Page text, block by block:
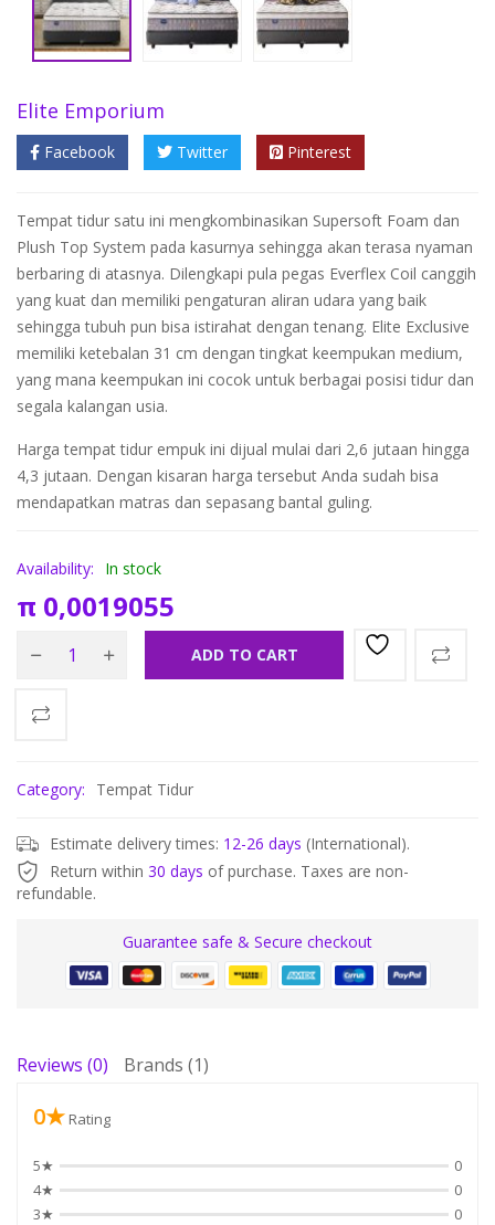
Elite Emporium
Facebook Twitter Pinterest
Tempat tidur satu ini mengkombinasikan Supersoft Foam dan
Plush Top System pada kasurnya sehingga akan terasa nyaman
berbaring di atasnya. Dilengkapi pula pegas Everflex Coil canggih
yang kuat dan memiliki pengaturan aliran udara yang baik
sehingga tubuh pun bisa istirahat dengan tenang. Elite Exclusive
memiliki ketebalan 31 cm dengan tingkat keempukan medium,
yang mana keempukan ini cocok untuk berbagai posisi tidur dan
segala kalangan usia.
Harga tempat tidur empuk ini dijual mulai dari 2,6 jutaan hingga
4,3 jutaan. Dengan kisaran harga tersebut Anda sudah bisa
mendapatkan matras dan sepasang bantal guling.
Availability: In stock
π 0,0019055
ADD TO CART
Category: Tempat Tidur
Estimate delivery times: 12-26 days (International).
Return within 30 days of purchase. Taxes are non-
refundable.
Guarantee safe & Secure checkout
Reviews (0) Brands (1)
0★ Rating
5★
0
4★
0
3★
0